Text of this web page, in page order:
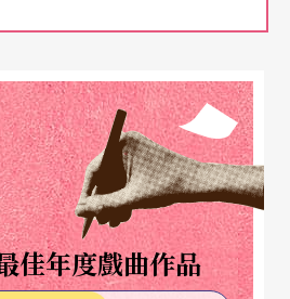
己可以清楚地意識到：千萬
道德，好像一直從窗戶的小縫
樣。
一本精采的讀物，裡頭記載的
佳年度戲曲作品